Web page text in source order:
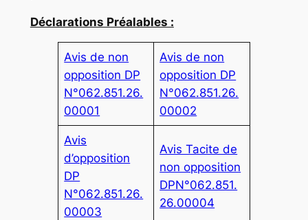
Déclarations Préalables :
Avis de non
opposition DP
N°062.851.26.
00001
Avis de non
opposition DP
N°062.851.26.
00002
Avis
d’opposition
DP
N°062.851.26.
00003
Avis Tacite de
non opposition
DPN°062.851.
26.00004